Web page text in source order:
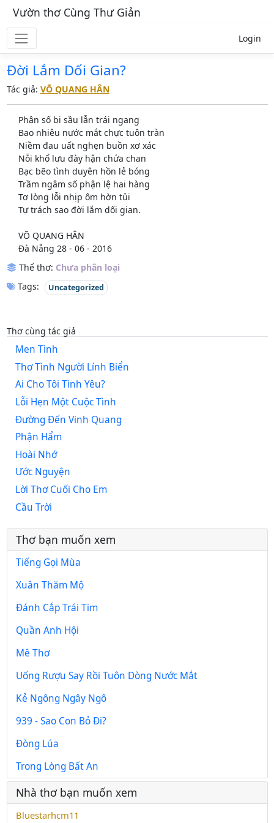
Vườn thơ Cùng Thư Giản
Login
Đời Lắm Dối Gian?
Tác giả: VÕ QUANG HÂN
Phận số bi sầu lẫn trái ngang
Bao nhiêu nước mắt chực tuôn tràn
Niềm đau uất nghẹn buồn xơ xác
Nỗi khổ lưu đày hận chứa chan
Bạc bẽo tình duyên hồn lẻ bóng
Trầm ngâm số phận lệ hai hàng
Tơ lòng lỗi nhịp ôm hờn tủi
Tự trách sao đời lắm dối gian.
VÕ QUANG HÂN
Đà Nẵng 28 - 06 - 2016
Thể thơ: Chưa phân loại
Tags:
Uncategorized
Thơ cùng tác giả
Men Tình
Thơ Tình Người Lính Biển
Ai Cho Tôi Tình Yêu?
Lỗi Hẹn Một Cuộc Tình
Đường Đến Vinh Quang
Phận Hẩm
Hoài Nhớ
Ước Nguyện
Lời Thơ Cuối Cho Em
Cầu Trời
Thơ bạn muốn xem
Tiếng Gọi Mùa
Xuân Thăm Mộ
Đánh Cắp Trái Tim
Quần Anh Hội
Mê Thơ
Uống Rượu Say Rồi Tuôn Dòng Nước Mắt
Kẻ Ngông Ngây Ngô
939 - Sao Con Bỏ Đi?
Đòng Lúa
Trong Lòng Bất An
Nhà thơ bạn muốn xem
Bluestarhcm11